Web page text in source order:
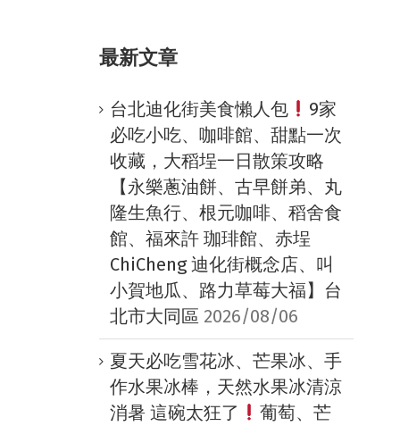
最新文章
台北迪化街美食懶人包
9家
必吃小吃、咖啡館、甜點一次
收藏，大稻埕一日散策攻略
【永樂蔥油餅、古早餅弟、丸
隆生魚行、根元咖啡、稻舍食
館、福來許 珈琲館、赤埕
ChiCheng 迪化街概念店、叫
小賀地瓜、路力草莓大福】台
北市大同區 2026/08/06
夏天必吃雪花冰、芒果冰、手
作水果冰棒，天然水果冰清涼
消暑 這碗太狂了
葡萄、芒